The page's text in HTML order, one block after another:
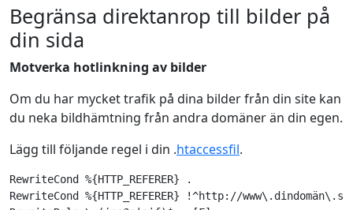
Begränsa direktanrop till bilder på
din sida
Motverka hotlinkning av bilder
Om du har mycket trafik på dina bilder från din site kan
du neka bildhämtning från andra domäner än din egen.
Lägg till följande regel i din .htaccessfil.
RewriteCond %{HTTP_REFERER} .
RewriteCond %{HTTP_REFERER} !^http://